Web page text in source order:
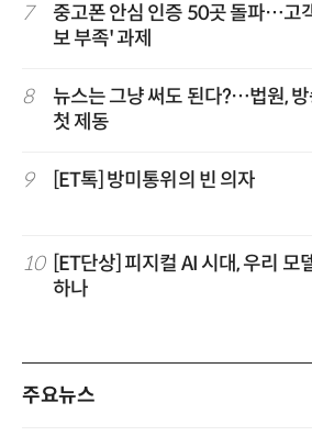
7
중고폰 안심 인증 50곳 돌파…고
보 부족' 과제
8
뉴스는 그냥 써도 된다?…법원, 방
첫 제동
9 [ET톡] 방미통위의 빈 의자
10
[ET단상] 피지컬 AI 시대, 우리 모
하나
주요뉴스